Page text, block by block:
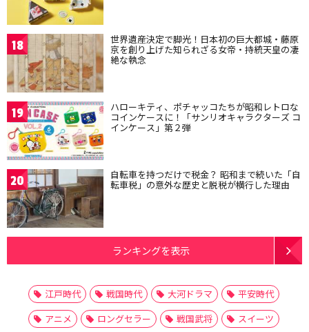
18 世界遺産決定で脚光！日本初の巨大都城・藤原
京を創り上げた知られざる女帝・持統天皇の凄
絶な執念
19 ハローキティ、ポチャッコたちが昭和レトロな
コインケースに！「サンリオキャラクターズ コ
インケース」第２弾
20 自転車を持つだけで税金？ 昭和まで続いた「自
転車税」の意外な歴史と脱税が横行した理由
ランキングを表示
江戸時代 戦国時代 大河ドラマ
平安時代
アニメ
ロングセラー 戦国武将
スイーツ